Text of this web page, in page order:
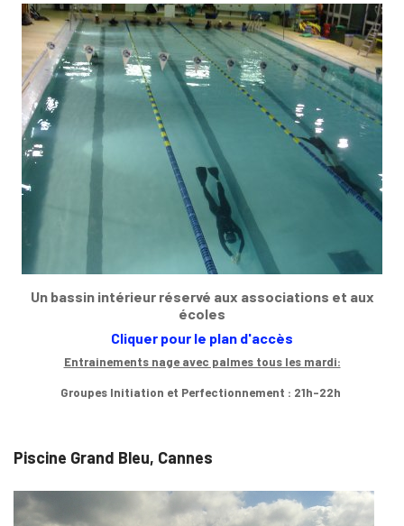
Un bassin intérieur réservé aux associations et aux
écoles
Cliquer pour le plan d'accès
Entrainements nage avec palmes tous les mardi:
Groupes Initiation et Perfectionnement : 21h-22h
Piscine Grand Bleu, Cannes